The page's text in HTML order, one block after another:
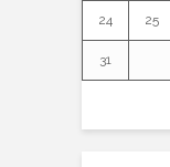
24 25
31